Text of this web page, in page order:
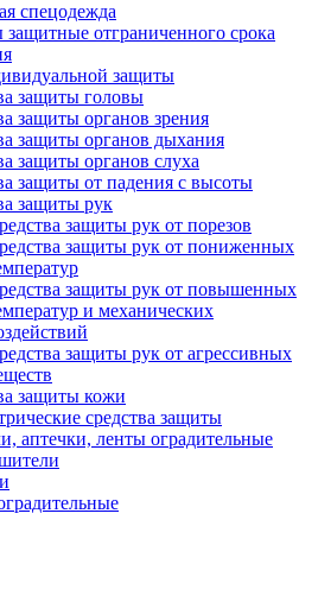
спецодежда
отграниченного срока
защиты
защиты головы
защиты органов зрения
защиты органов дыхания
защиты органов слуха
защиты от падения с высоты
защиты рук
защиты рук от порезов
защиты рук от пониженных
защиты рук от повышенных
и механических
защиты рук от агрессивных
защиты кожи
средства защиты
аптечки, ленты оградительные